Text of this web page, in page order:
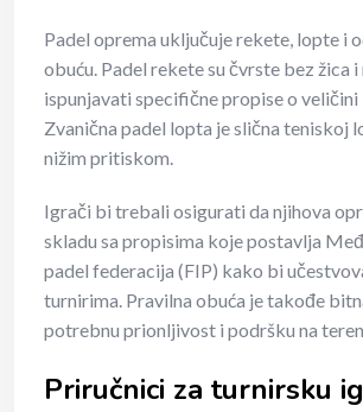
Padel oprema uključuje rekete, lopte i
obuću. Padel rekete su čvrste bez žica i
ispunjavati specifične propise o veličini
Zvanična padel lopta je slična teniskoj
nižim pritiskom.
Igrači bi trebali osigurati da njihova
skladu sa propisima koje postavlja
padel federacija (FIP) kako bi
turnirima. Pravilna obuća je takođe
potrebnu prionljivost i podršku na
Priručnici za turnirsku